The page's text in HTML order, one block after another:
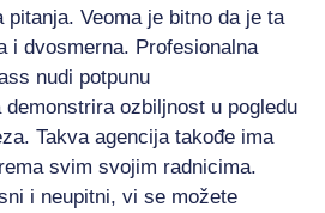
Veoma je bitno da je ta
i dvosmerna. Profesionalna
nudi potpunu
ozbiljnost u pogledu
Takva agencija takođe ima
svim svojim radnicima.
i neupitni, vi se možete